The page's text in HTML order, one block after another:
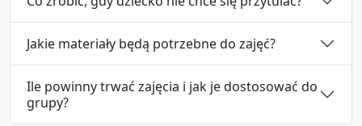
Jakie materiały będą potrzebne do zajęć?
Ile powinny trwać zajęcia i jak je dostosować do
grupy?